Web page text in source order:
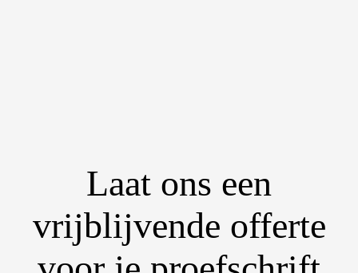
Laat ons een
vrijblijvende offerte